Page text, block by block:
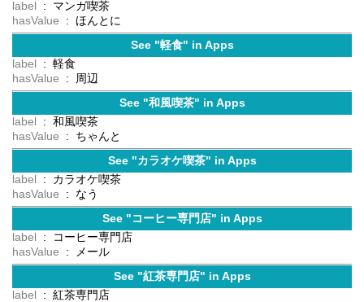
label
: マンガ喫茶
hasValue
: ほんとに
See "軽食" in Apps
label
: 軽食
hasValue
: 周辺
See "和風喫茶" in Apps
label
: 和風喫茶
hasValue
: ちゃんと
See "カラオケ喫茶" in Apps
label
: カラオケ喫茶
hasValue
: なう
See "コーヒー専門店" in Apps
label
: コーヒー専門店
hasValue
: メール
See "紅茶専門店" in Apps
label
: 紅茶専門店